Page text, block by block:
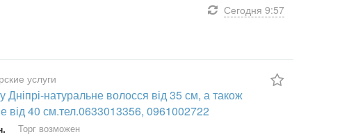
Сегодня 9:57
услуги
натуральне волосся від 35 см, а також
від 40 см.тел.0633013356, 0961002722
Торг возможен